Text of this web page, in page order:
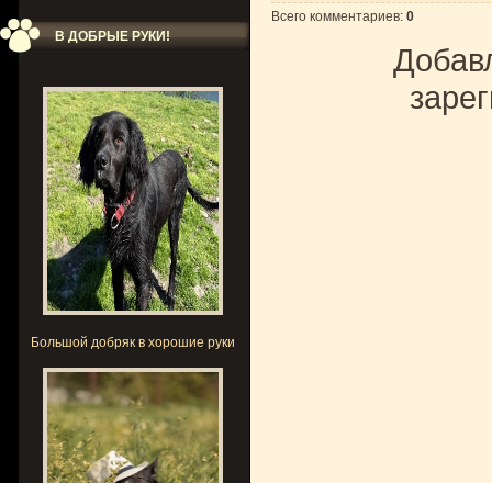
В ДОБРЫЕ РУКИ!
Большой добряк в хорошие руки
Всего комментариев: 0